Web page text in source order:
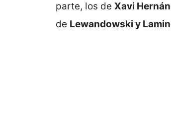
parte, los de Xavi
de Lewandowski y